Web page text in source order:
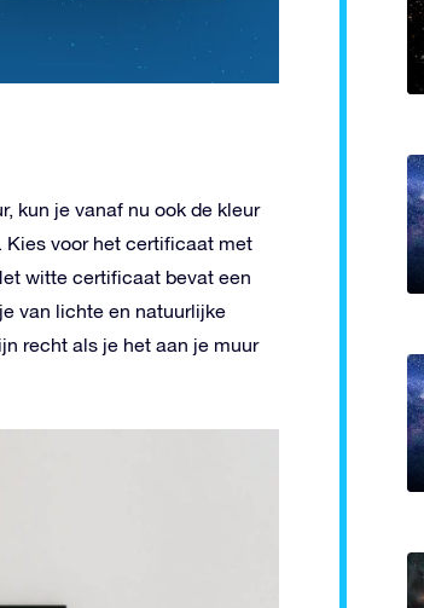
kun je vanaf nu ook de kleur
Kies voor het certificaat met
witte certificaat bevat een
van lichte en natuurlijke
recht als je het aan je muur